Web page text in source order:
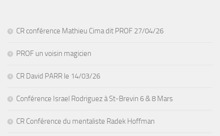
CR conférence Mathieu Cima dit PROF 27/04/26
PROF un voisin magicien
CR David PARR le 14/03/26
Conférence Israel Rodriguez à St-Brevin 6 & 8 Mars
CR Conférence du mentaliste Radek Hoffman